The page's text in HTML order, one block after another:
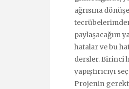
ağrısına
paylaşacağım
hatalar ve bu
dersler. Birinci
yapıştırıcıyı
Projenin